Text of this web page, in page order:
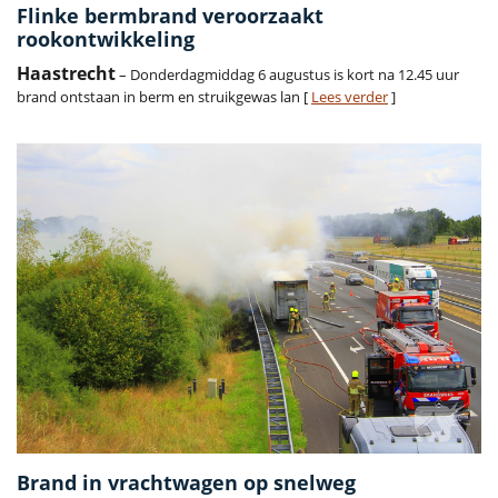
Flinke bermbrand veroorzaakt
rookontwikkeling
Haastrecht– Donderdagmiddag 6 augustus is kort na 12.45 uur
brand ontstaan in berm en struikgewas lan [ Lees verder]
Brand in vrachtwagen op snelweg